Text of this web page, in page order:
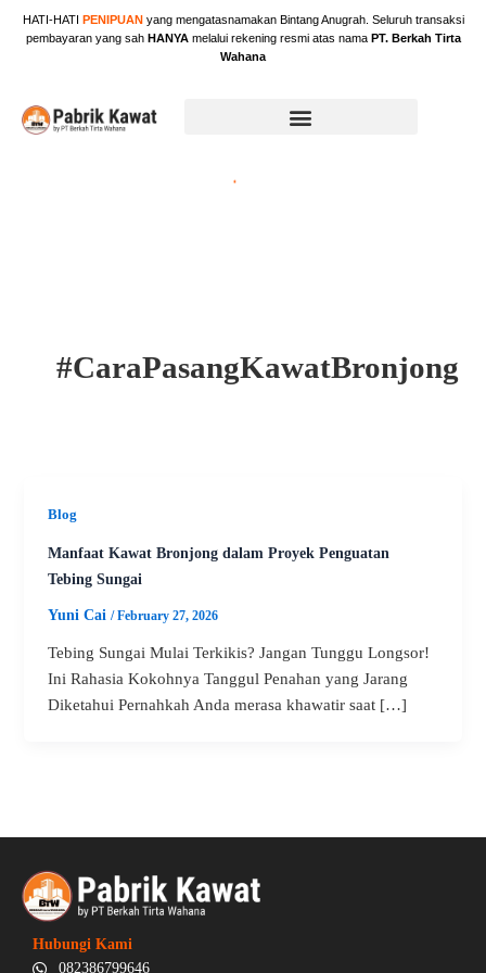
HATI-HATI PENIPUANyang mengatasnamakan Bintang Anugrah. Seluruh transaksi
pembayaran yang sah HANYAmelalui rekening resmi atas nama PT. Berkah Tirta
Wahana
#CaraPasangKawatBronjong
Blog
Manfaat Kawat Bronjong dalam Proyek Penguatan
Tebing Sungai
Yuni Cai/February 27, 2026
Tebing Sungai Mulai Terkikis? Jangan Tunggu Longsor!
Ini Rahasia Kokohnya Tanggul Penahan yang Jarang
Diketahui Pernahkah Anda merasa khawatir saat […]
Hubungi Kami
082386799646